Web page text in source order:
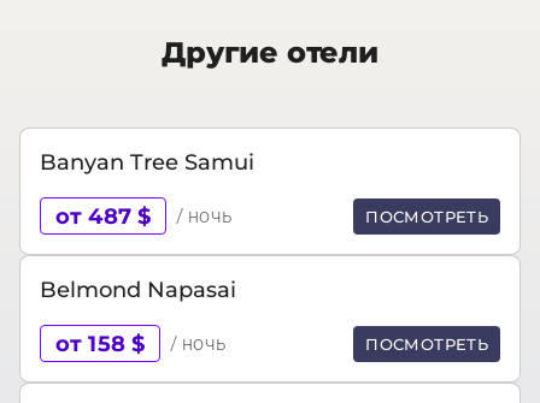
Другие отели
Banyan Tree Samui
от 487 $ / ночь ПОСМОТРЕТЬ
Belmond Napasai
от 158 $ / ночь ПОСМОТРЕТЬ